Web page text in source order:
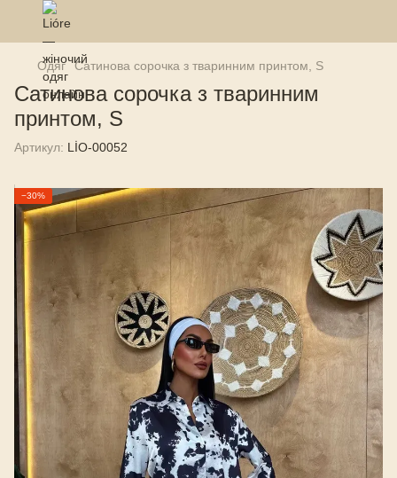
Одяг Сатинова сорочка з тваринним принтом, S
Сатинова сорочка з тваринним
принтом, S
Артикул: LİO-00052
−30%